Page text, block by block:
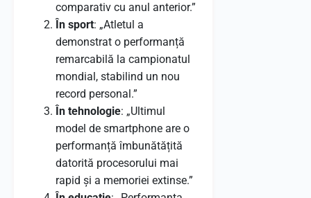
comparativ cu anul anterior.”
În sport: „Atletul a
demonstrat o performanță
remarcabilă la campionatul
mondial, stabilind un nou
record personal.”
În tehnologie: „Ultimul
model de smartphone are o
performanță îmbunătățită
datorită procesorului mai
rapid și a memoriei extinse.”